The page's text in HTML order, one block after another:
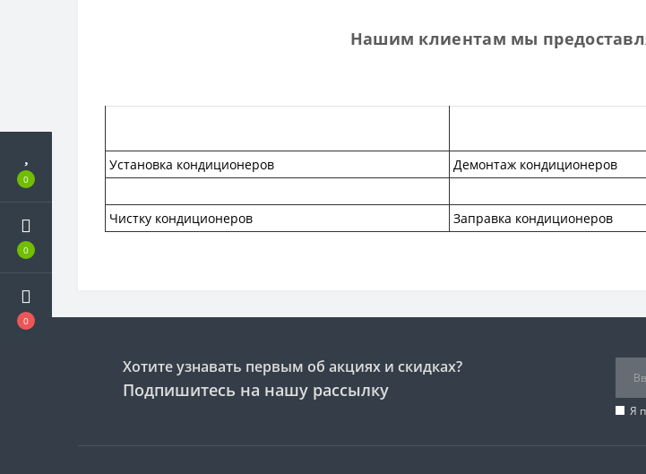
0
0
0
Нашим клиентам мы
Установка кондиционеров Демонтаж кондиционеров
Чистку кондиционеров Заправка кондиционеров
Хотите узнавать первым об акциях и скидках?
Подпишитесь на нашу рассылку
Я